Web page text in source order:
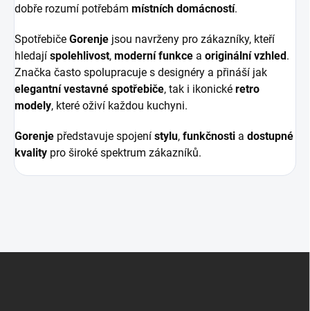
dobře rozumí potřebám místních domácností.
Spotřebiče Gorenje jsou navrženy pro zákazníky, kteří
hledají spolehlivost, moderní funkce a originální vzhled .
Značka často spolupracuje s designéry a přináší jak
elegantní vestavné spotřebiče, tak i ikonické retro
modely, které oživí každou kuchyni.
Gorenje představuje spojení stylu, funkčnosti a dostupné
kvality pro široké spektrum zákazníků.